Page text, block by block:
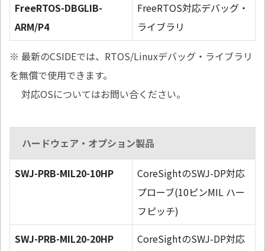
FreeRTOS-DBGLIB-
ARM/P4
FreeRTOS対応デバッグ・
ライブラリ
※ 最新のCSIDEでは、RTOS/Linuxデバッグ・ライブラリ
を無償で使用できます。
対応OSについてはお問い合ください。
ハードウェア・オプション製品
SWJ-PRB-MIL20-10HP
CoreSightのSWJ-DP対応
プローブ(10ピンMIL ハー
フピッチ)
SWJ-PRB-MIL20-20HP
CoreSightのSWJ-DP対応